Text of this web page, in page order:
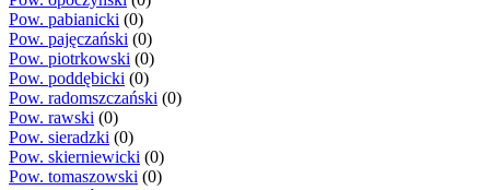
Pow. pabianicki (0)
Pow. pajęczański (0)
Pow. piotrkowski (0)
Pow. poddębicki (0)
Pow. radomszczański (0)
Pow. rawski (0)
Pow. sieradzki (0)
Pow. skierniewicki (0)
Pow. tomaszowski (0)